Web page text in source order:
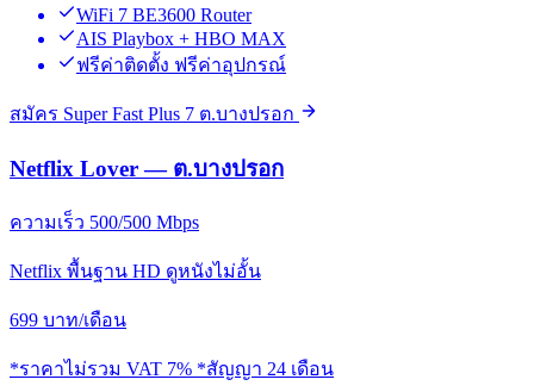
WiFi 7 BE3600 Router
AIS Playbox + HBO MAX
ฟรีค่าติดตั้ง ฟรีค่าอุปกรณ์
สมัคร Super Fast Plus 7 ต.บางปรอก
Netflix Lover — ต.บางปรอก
ความเร็ว 500/500 Mbps
Netflix พื้นฐาน HD ดูหนังไม่อั้น
699 บาท/เดือน
*ราคาไม่รวม VAT 7% *สัญญา 24 เดือน